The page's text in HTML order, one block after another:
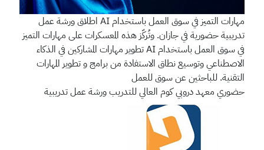
مهارات التميز في سوق العمل باستخدام AI
اطلاق ورشة عمل
تدريبية حضورية في جازان. وتُركّز هذه المعسكرات على مهارات التميز
في سوق العمل باستخدام AI تطوير مهارات المشاركين في الذكاء
الاصطناعي وتوسيع نطاق الاستفادة من برامج و تطوير المهارات
التقنية. للباحثين عن سوق للعمل
حضوري معهد دروبي كوم العالي للتدريبورشة عمل تدريبية